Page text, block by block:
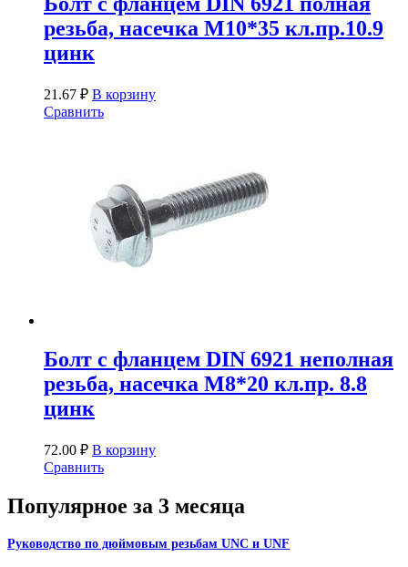
резьба, насечка М10*35 кл.пр.10.9
цинк
21.67 ₽ В корзину
Сравнить
Болт с фланцем DIN 6921 неполная
резьба, насечка М8*20 кл.пр. 8.8
цинк
72.00 ₽ В корзину
Сравнить
Популярное за 3 месяца
Руководство по дюймовым резьбам UNC и UNF